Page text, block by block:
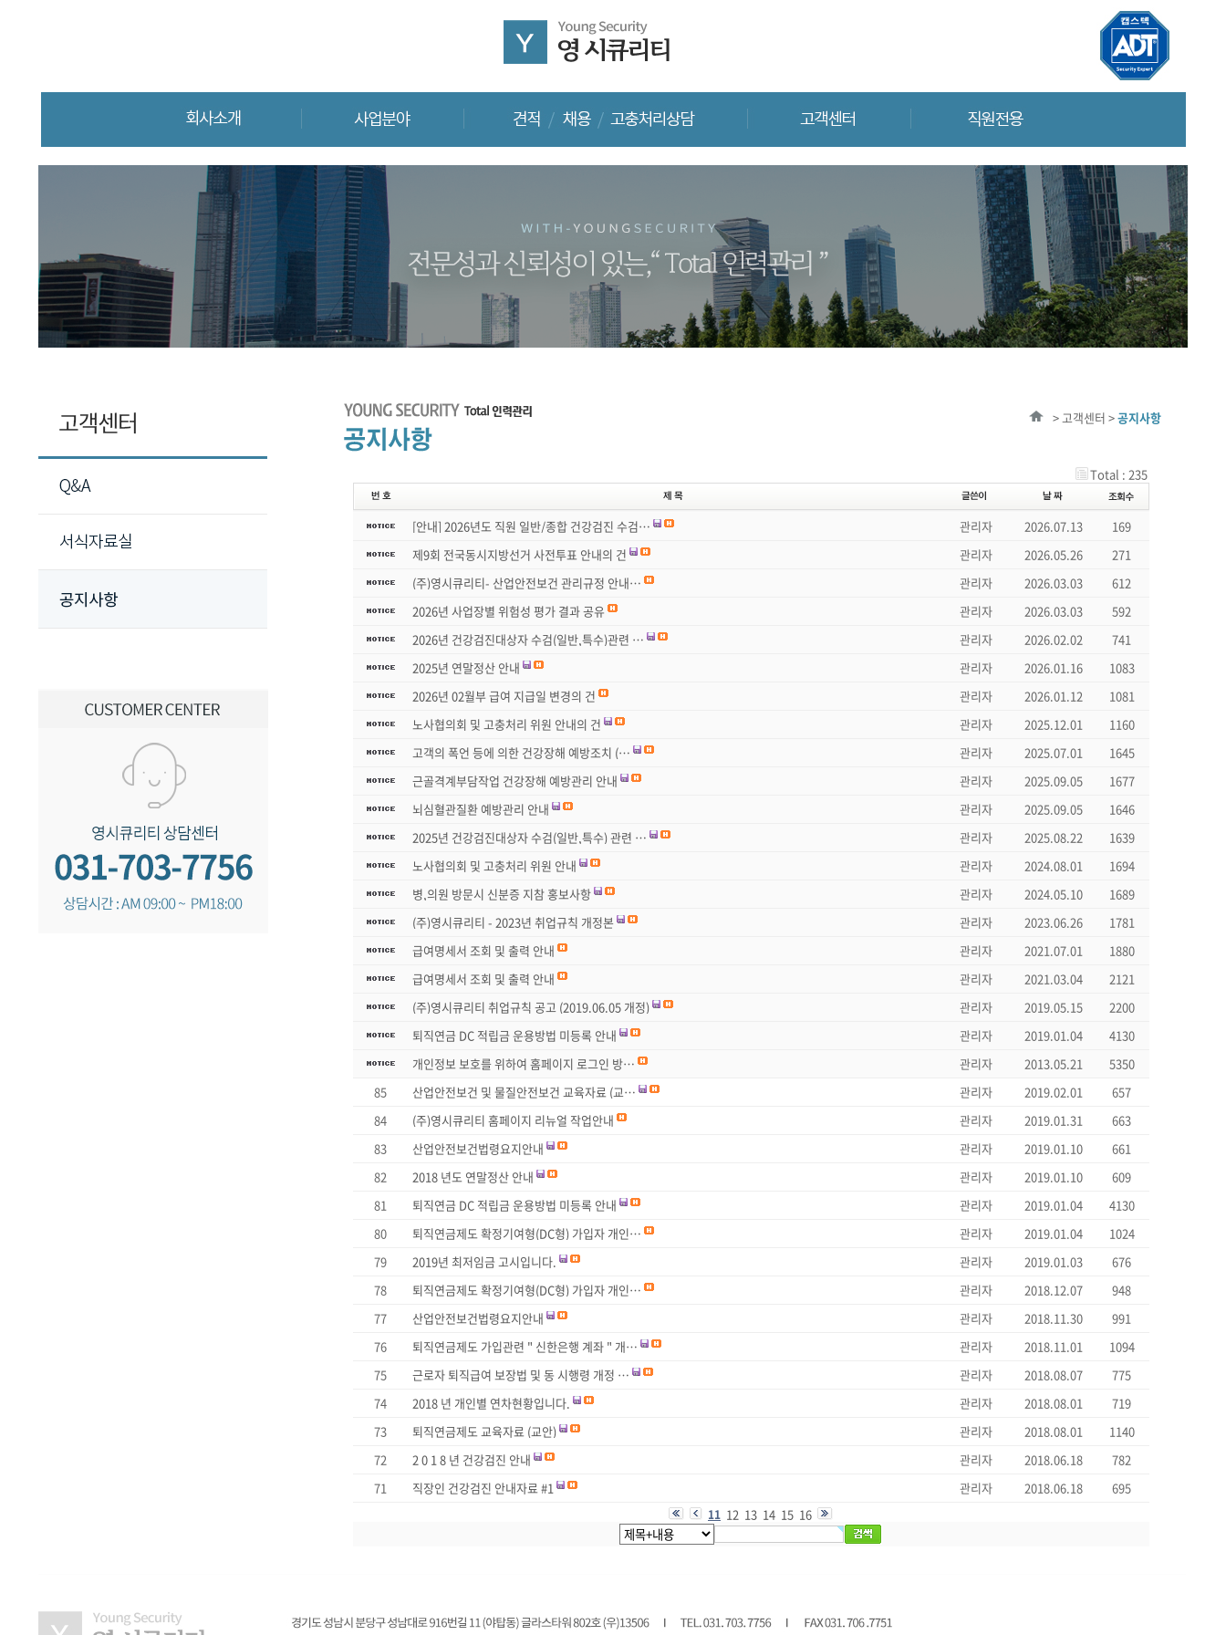
> 고객센터 >공지사항
Total : 235
[안내] 2026년도 직원 일반/종합 건강검진 수검… 관리자 2026.07.13
169
제9회 전국동시지방선거 사전투표 안내의 건
관리자 2026.05.26
271
(주)영시큐리티- 산업안전보건 관리규정 안내…
관리자 2026.03.03
612
2026년 사업장별 위험성 평가 결과 공유
관리자 2026.03.03
592
2026년 건강검진대상자 수검(일반,특수)관련 …
관리자 2026.02.02
741
2025년 연말정산 안내
관리자 2026.01.16
1083
2026년 02월부 급여 지급일 변경의 건
관리자 2026.01.12
1081
노사협의회 및 고충처리 위원 안내의 건
관리자 2025.12.01
1160
고객의 폭언 등에 의한 건강장해 예방조치 (…
관리자 2025.07.01
1645
근골격계부담작업 건강장해 예방관리 안내
관리자 2025.09.05
1677
뇌심혈관질환 예방관리 안내
관리자 2025.09.05
1646
2025년 건강검진대상자 수검(일반,특수) 관련 …
관리자 2025.08.22
1639
노사협의회 및 고충처리 위원 안내
관리자 2024.08.01
1694
병,의원 방문시 신분증 지참 홍보사항
관리자 2024.05.10
1689
(주)영시큐리티 - 2023년 취업규칙 개정본
관리자 2023.06.26
1781
급여명세서 조회 및 출력 안내
관리자 2021.07.01
1880
급여명세서 조회 및 출력 안내
관리자 2021.03.04
2121
(주)영시큐리티 취업규칙 공고 (2019.06.05 개정)
관리자 2019.05.15
2200
퇴직연금 DC 적립금 운용방법 미등록 안내
관리자 2019.01.04
4130
개인정보 보호를 위하여 홈페이지 로그인 방…
관리자 2013.05.21
5350
85
산업안전보건 및 물질안전보건 교육자료 (교… 관리자 2019.02.01
657
84
(주)영시큐리티 홈페이지 리뉴얼 작업안내 관리자 2019.01.31
663
83
산업안전보건법령요지안내 관리자 2019.01.10
661
82
2018 년도 연말정산 안내 관리자 2019.01.10
609
81
퇴직연금 DC 적립금 운용방법 미등록 안내 관리자 2019.01.04
4130
80
퇴직연금제도 확정기여형(DC형) 가입자 개인… 관리자 2019.01.04
1024
79
2019년 최저임금 고시입니다. 관리자 2019.01.03
676
78
퇴직연금제도 확정기여형(DC형) 가입자 개인… 관리자 2018.12.07
948
77
산업안전보건법령요지안내 관리자 2018.11.30
991
76
퇴직연금제도 가입관련 " 신한은행 계좌 " 개… 관리자 2018.11.01
1094
75
근로자 퇴직급여 보장법 및 동 시행령 개정 … 관리자 2018.08.07
775
74
2018 년 개인별 연차현황입니다. 관리자 2018.08.01
719
73
퇴직연금제도 교육자료 (교안) 관리자 2018.08.01
1140
72
2 0 1 8 년 건강검진 안내 관리자 2018.06.18
782
71
직장인 건강검진 안내자료 #1 관리자 2018.06.18 695
11 12 13 14 15 16